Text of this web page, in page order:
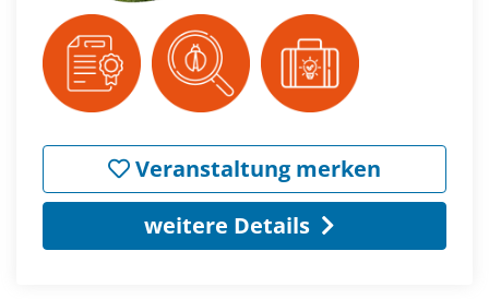
Veranstaltung merken
weitere Details